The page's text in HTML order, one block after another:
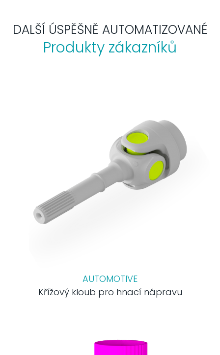
DALŠÍ ÚSPĚŠNĚ AUTOMATIZOVANÉ
Produkty zákazníků
AUTOMOTIVE
Křížový kloub pro hnací nápravu